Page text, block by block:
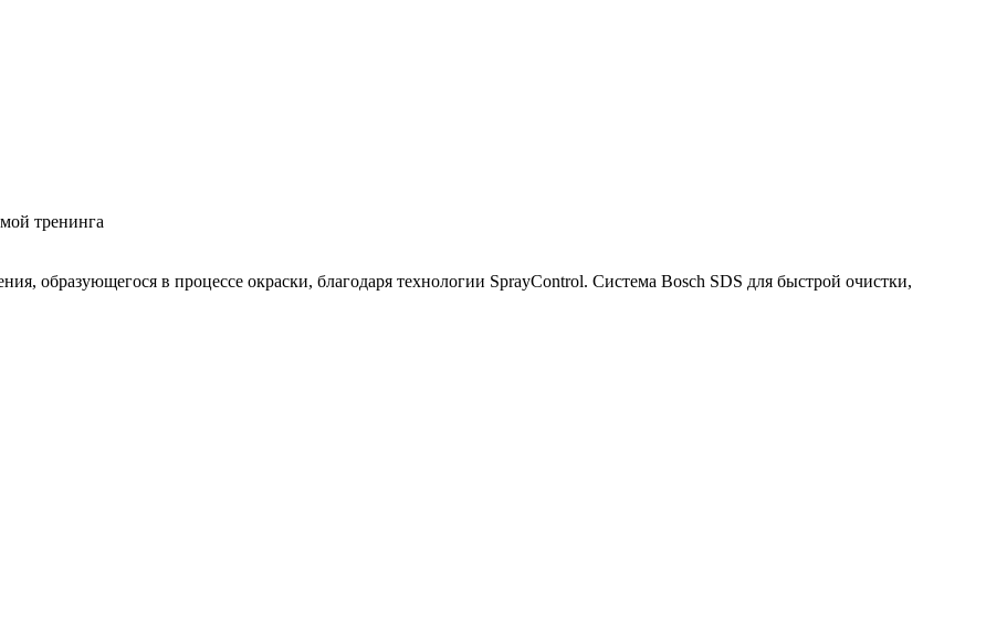
тренинга
образующегося в процессе окраски, благодаря технологии SprayControl. Система Bosch SDS для быстрой очистки,